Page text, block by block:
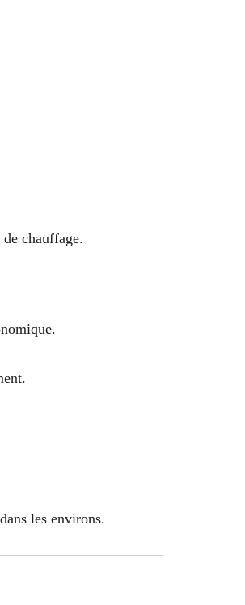
chauffage.
les environs.